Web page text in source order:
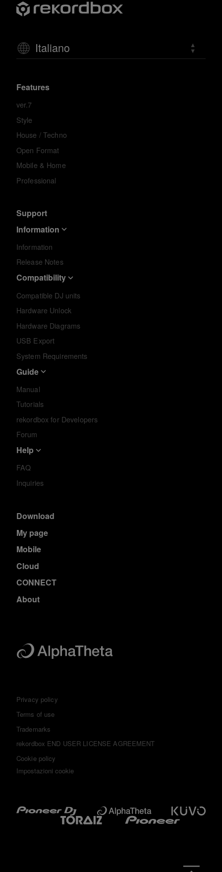
Italiano
Features
ver.7
Style
House / Techno
Open Format
Mobile & Home
Professional
Support
Information
Information
Release Notes
Compatibility
Compatible DJ units
Hardware Unlock
Hardware Diagrams
USB Export
System Requirements
Guide
Manual
Tutorials
rekordbox for Developers
Forum
Help
FAQ
Inquiries
Download
My page
Mobile
Cloud
CONNECT
About
Privacy policy
Terms of use
Trademarks
rekordbox END USER LICENSE AGREEMENT
Cookie policy
Impostazioni cookie